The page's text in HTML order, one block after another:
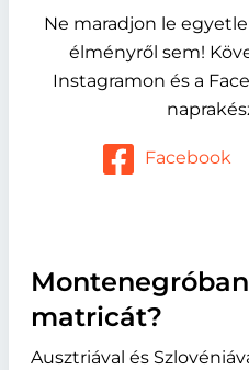
Ne maradjon le
élményről sem!
Instagramon és a
Facebook
matricát?
Ausztriával és